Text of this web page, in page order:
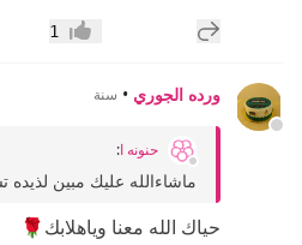
إضافة رد جديد إعجاب1
ورده الجوري • سنة
حنونه ا:
ماشاءالله عليك مبين لذيده
حياك الله معنا وياهلابك🌹